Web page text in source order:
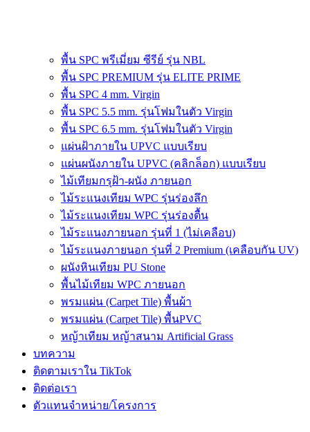
พื้น SPC พรีเมี่ยม ซีรีย์ รุ่น NBL
พื้น SPC PREMIUM รุ่น ELITE PRIME
พื้น SPC 4 mm. Virgin
พื้น SPC 5.5 mm. รุ่นโฟมในตัว Virgin
พื้น SPC 6.5 mm. รุ่นโฟมในตัว Virgin
แผ่นฝ้าภายใน UPVC แบบเรียบ
แผ่นผนังภายใน UPVC (คลิกล็อก) แบบเรียบ
ไม้เทียมกรุฝ้า-ผนัง ภายนอก
ไม้ระแนงเทียม WPC รุ่นร่องลึก
ไม้ระแนงเทียม WPC รุ่นร่องตื้น
ไม้ระแนงภายนอก รุ่นที่ 1 (ไม่เคลือบ)
ไม้ระแนงภายนอก รุ่นที่ 2 Premium (เคลือบกัน UV)
ผนังหินเทียม PU Stone
พื้นไม้เทียม WPC ภายนอก
พรมแผ่น (Carpet Tile) พื้นผ้า
พรมแผ่น (Carpet Tile) พื้นPVC
หญ้าเทียม หญ้าสนาม Artificial Grass
บทความ
ติดตามเราใน TikTok
ติดต่อเรา
ตัวแทนจำหน่าย/โครงการ